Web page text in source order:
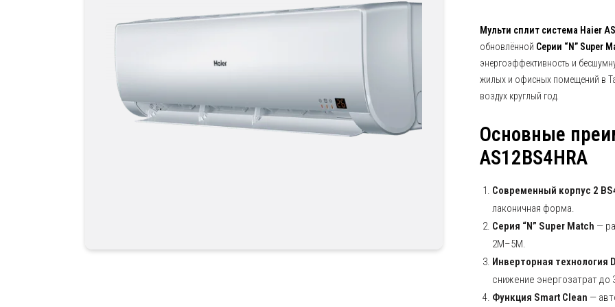
Мульти сплит система Haier
обновлённой Серии “N” Super
энергоэффективность и
жилых и офисных помещений в
воздух круглый год.
Основные
AS12BS4HRA
Современный корпус 2
лаконичная форма.
Серия “N” Super Match —
2M–5M.
Инверторная технология
снижение энергозатрат до
Функция Smart Clean —